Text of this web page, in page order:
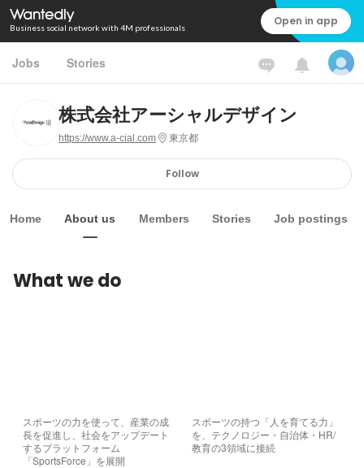
Business social network with 4M professionals Open in app
Jobs Stories
株式会社アーシャルデザイン
https://www.a-cial.com 東京都
Follow
Home About us Members Stories Job postings
What we do
スポーツの力を使って、産業の成
長を促進し、社会をアップデート
するプラットフォーム
「SportsForce」を展開
スポーツの持つ「人を育てる力」
を、テクノロジー・自治体・HR/
教育の3領域に接続